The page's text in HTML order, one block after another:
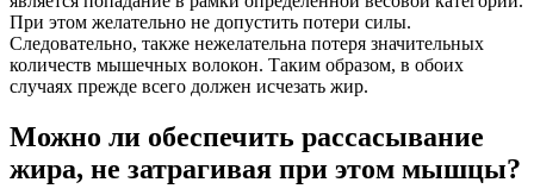
При этом желательно не допустить потери силы.
Следовательно, также нежелательна потеря значительных
количеств мышечных волокон. Таким образом, в обоих
случаях прежде всего должен исчезать жир.
Можно ли обеспечить рассасывание
жира, не затрагивая при этом мышцы?